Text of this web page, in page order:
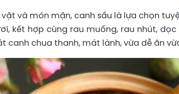
và món mặn, canh sấu là lựa chọn
kết hợp cùng rau muống, rau nhút,
canh chua thanh, mát lành, vừa dễ ăn